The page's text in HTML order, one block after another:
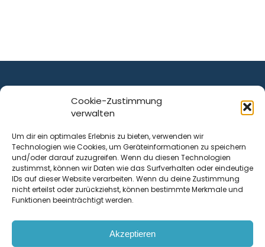
Cookie-Zustimmung
verwalten
Um dir ein optimales Erlebnis zu bieten, verwenden wir
Technologien wie Cookies, um Geräteinformationen zu speichern
und/oder darauf zuzugreifen. Wenn du diesen Technologien
zustimmst, können wir Daten wie das Surfverhalten oder eindeutige
IDs auf dieser Website verarbeiten. Wenn du deine Zustimmung
nicht erteilst oder zurückziehst, können bestimmte Merkmale und
Funktionen beeinträchtigt werden.
Akzeptieren
ist ein Service von
Krenn Real GmbH
Tischlerstraße 12
4050Traun| Österreich
Kontakt